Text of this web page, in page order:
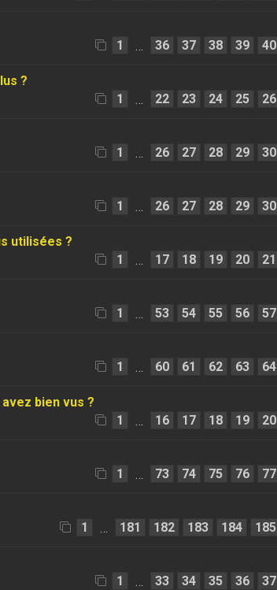
1 36 37 38 39 40
?
1 22 23 24 25 26
1 26 27 28 29 30
1 26 27 28 29 30
utilisées ?
1 17 18 19 20 21
1 53 54 55 56 57
1 60 61 62 63 64
bien vus ?
1 16 17 18 19 20
1 73 74 75 76 77
1 181 182 183 184 185
1 33 34 35 36 37